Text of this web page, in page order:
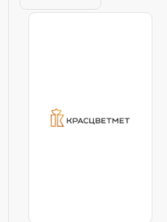
для крупнейших
заказчиками...